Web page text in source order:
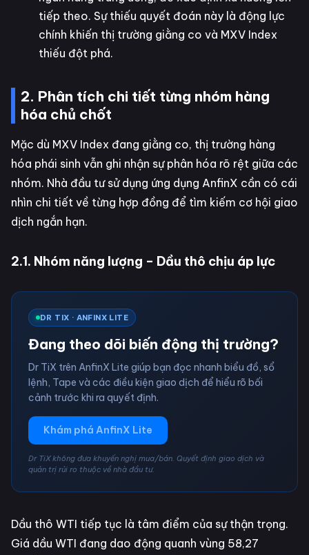
tiếp theo. Sự thiếu quyết đoán này là động lực
chính khiến thị trường giằng co và MXV Index
thiếu đột phá.
2. Phân tích chi tiết từng nhóm hàng
hóa chủ chốt
Mặc dù MXV Index đang giằng co, thị trường hàng
hóa phái sinh vẫn ghi nhận sự phân hóa rõ rệt giữa các
nhóm. Nhà đầu tư sử dụng ứng dụng AnfinX cần có cái
nhìn chi tiết về từng hợp đồng để tìm kiếm cơ hội giao
dịch ngắn hạn.
2.1. Nhóm năng lượng – Dầu thô chịu áp lực
DR TIX · ANFINX LITE
Đang theo dõi biến động thị trường?
Dr TiX trên AnfinX Lite giúp bạn đọc nhanh biểu đồ, sổ
lệnh, Tape và các điều kiện giao dịch để hiểu rõ bối
cảnh trước khi ra quyết định.
Khám phá AnfinX Lite
Dr TiX không đưa khuyến nghị mua/bán. Quyết định giao dịch và
quản trị rủi ro thuộc về nhà đầu tư.
Dầu thô WTI tiếp tục là tâm điểm của sự thận trọng.
Giá dầu WTI đang dao động quanh vùng 58,27